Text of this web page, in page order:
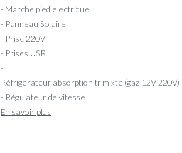
- Marche pied electrique
- Panneau Solaire
- Prise 220V
- Prises USB
-
Réfrigérateur absorption trimixte (gaz 12V 220V)
- Régulateur de vitesse
En savoir plus